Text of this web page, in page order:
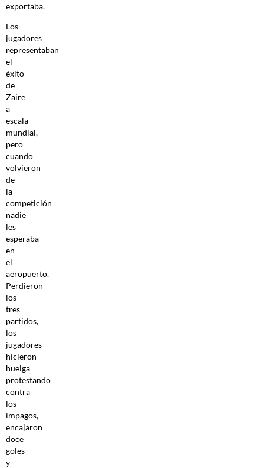
exportaba.
Los
jugadores
representaban
el
éxito
de
Zaire
a
escala
mundial,
pero
cuando
volvieron
de
la
competición
nadie
les
esperaba
en
el
aeropuerto.
Perdieron
los
tres
partidos,
los
jugadores
hicieron
huelga
protestando
contra
los
impagos,
encajaron
doce
goles
y